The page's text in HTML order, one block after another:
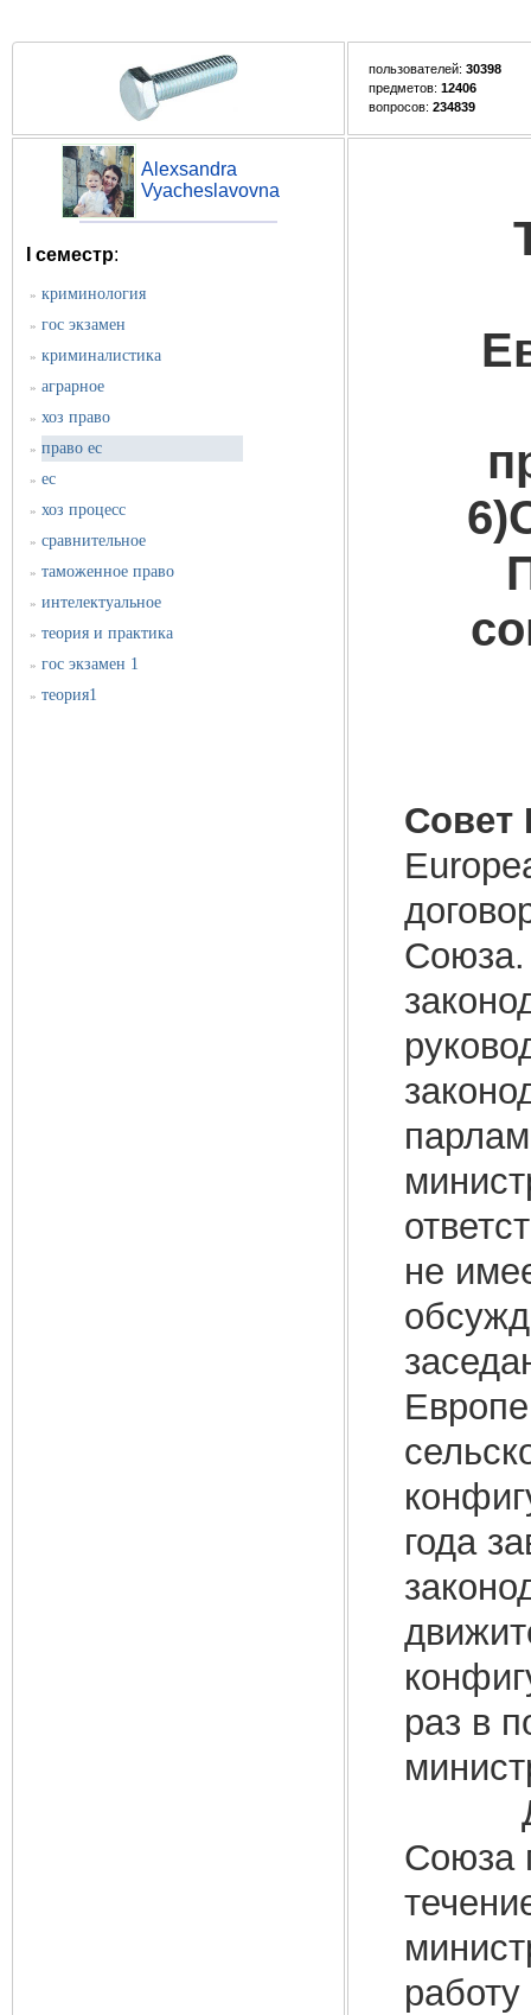
пользователей: 30398
предметов: 12406
вопросов: 234839
Alexsandra
Vyacheslavovna
I семестр:
» криминология
» гос экзамен
» криминалистика
» аграрное
» хоз право
» право ес
» ес
» хоз процесс
» сравнительное
» таможенное право
» интелектуальное
» теория и практика
» гос экзамен 1
» теория1
Совет
Союза.
не
года
раз в
Союза